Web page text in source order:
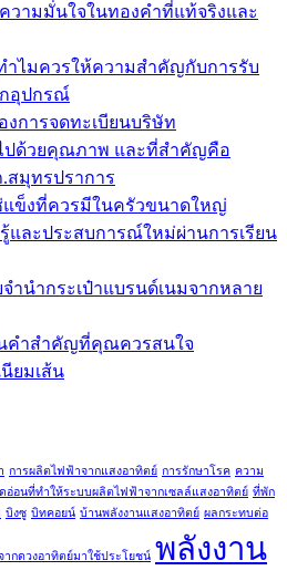
วามมั่นใจในทองคำที่แท้จริงและ
ทำไมควรให้ความสำคัญกับการรับ
กอุปกรณ์
การจดทะเบียนบริษัท
ไปด้วยคุณภาพ และที่สำคัญคือ
.สมุทรปราการ
ข็งที่ควรมีในครัวขนาดใหญ่
และประสบการณ์ใหม่ผ่านการเรียน
จำนำกระเป๋าแบรนด์เนมจากหลาย
นคำสำคัญที่คุณควรสนใจ
ยมเส้น
การผลิตไฟฟ้าจากแสงอาทิตย์ การรักษาโรค ความ
อ่อนที่ทำให้ระบบผลิตไฟฟ้าจากเซลล์แสงอาทิตย์ ที่พัก
บิงซู บิทคอยน์ บ้านพลังงานแสงอาทิตย์ ผลกระทบต่อ
ากดวงอาทิตย์มาใช้ประโยชน์ พลังงาน